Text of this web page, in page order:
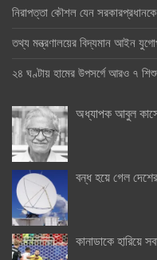
নিরাপত্তা কৌশল যেন
তথ্য মন্ত্রণালয়ের বিদ্যমান আইন
২৪ ঘণ্টায় হামের উপসর্গে আরও ৭
অধ্যাপক আবুল
বন্ধ হয়ে গেল
কানাডাকে হারিয়ে